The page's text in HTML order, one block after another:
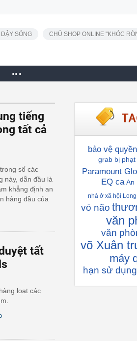
SÓNG CHỦ SHOP ONLINE "KHÓC
tiếng
tất cả
số các
này, dẫn đầu là
khẳng định an
hàng đầu của
tất
loạt các
bảo vệ
grab bị phạt
Paramount
EQ ca An
nhà ở xã hội
vỏ não
văn
văn
võ Xuân
máy
hạn sử